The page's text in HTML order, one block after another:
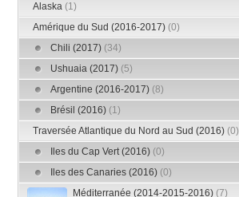
Alaska (1)
Amérique du Sud (2016-2017) (0)
Chili (2017) (34)
Ushuaia (2017) (5)
Argentine (2016-2017) (8)
Brésil (2016) (1)
Traversée Atlantique du Nord au Sud (2016) (0)
Iles du Cap Vert (2016) (0)
Iles des Canaries (2016) (0)
Méditerranée (2014-2015-2016) (7)